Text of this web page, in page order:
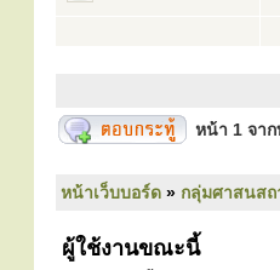
หน้า 1 จา
หน้าเว็บบอร์ด » กลุ่มศาสนส
ผู้ใช้งานขณะนี้